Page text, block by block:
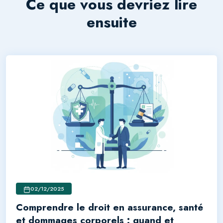
ensuite
02/12/2025
Comprendre le droit en assurance, santé